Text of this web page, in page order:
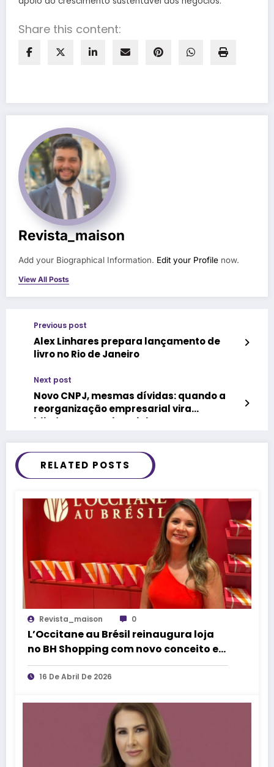
Share this content:
Revista_maison
Add your Biographical Information. Edit your Profile now.
View All Posts
Previous post
Alex Linhares prepara lançamento de
livro no Rio de Janeiro
Next post
Novo CNPJ, mesmas dívidas: quando a
reorganização empresarial vira
blindagem patrimonial
RELATED POSTS
Revista_maison 0
L’Occitane au Brésil reinaugura loja
no BH Shopping com novo conceito e
experiência sensorial
16 De Abril De 2026